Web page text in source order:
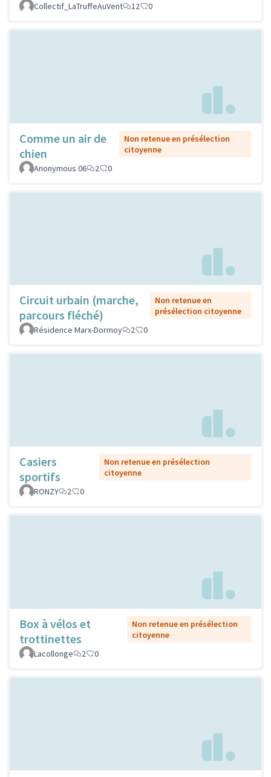
Collectif_LaTruffeAuVent 12 0
Comme un air de
chien
Non retenue en présélection
citoyenne
Anonymous 06
2 0
Circuit urbain (marche,
parcours fléché)
Non retenue en
présélection citoyenne
Résidence Marx-Dormoy
2 0
Casiers
sportifs
Non retenue en présélection
citoyenne
RONZY
2 0
Box à vélos et
trottinettes
Non retenue en présélection
citoyenne
Lacollonge
2 0